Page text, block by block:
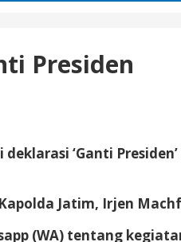
Presiden
‘Ganti
Jatim, Irjen
(WA) tentang